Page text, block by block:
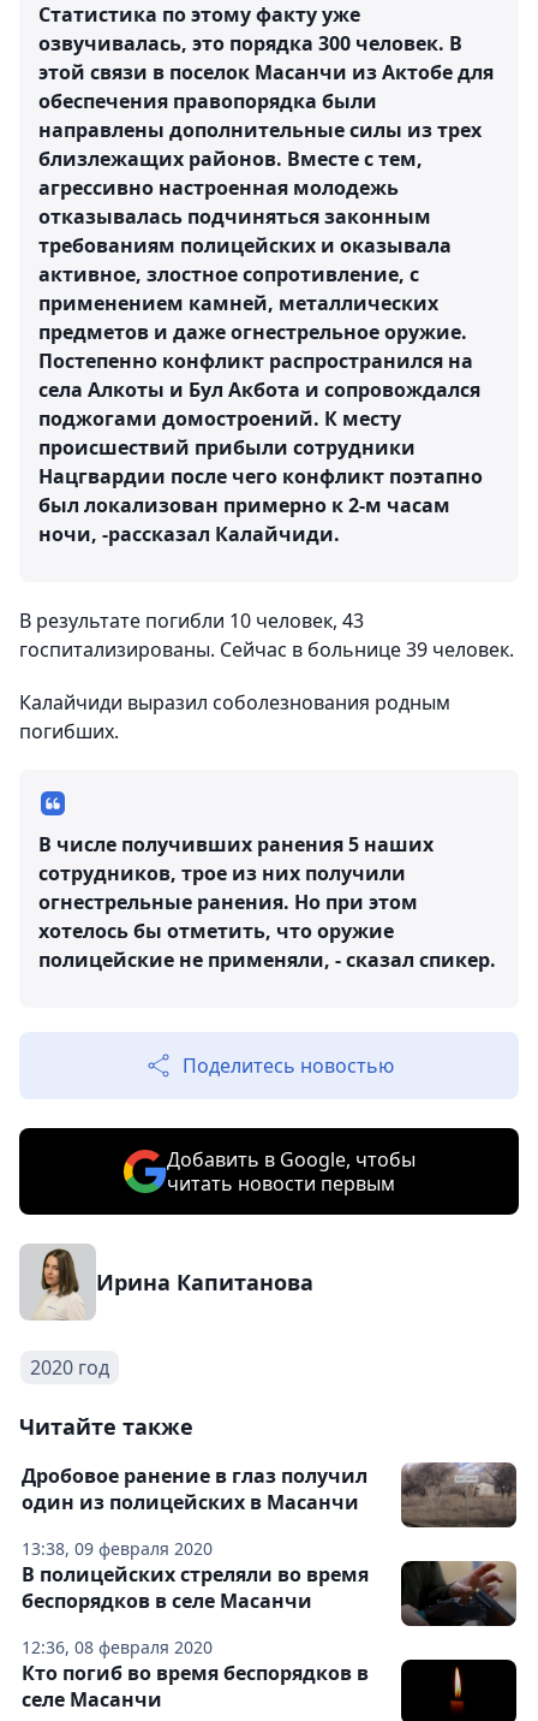
Статистика по этому факту уже
озвучивалась, это порядка 300 человек. В
этой связи в поселок Масанчи из Актобе для
обеспечения правопорядка были
направлены дополнительные силы из трех
близлежащих районов. Вместе с тем,
агрессивно настроенная молодежь
отказывалась подчиняться законным
требованиям полицейских и оказывала
активное, злостное сопротивление, с
применением камней, металлических
предметов и даже огнестрельное оружие.
Постепенно конфликт распространился на
села Алкоты и Бул Акбота и сопровождался
поджогами домостроений. К месту
происшествий прибыли сотрудники
Нацгвардии после чего конфликт поэтапно
был локализован примерно к 2-м часам
ночи, -рассказал Калайчиди.
В результате погибли 10 человек, 43
госпитализированы. Сейчас в больнице 39 человек.
Калайчиди выразил соболезнования родным
погибших.
В числе получивших ранения 5 наших
сотрудников, трое из них получили
огнестрельные ранения. Но при этом
хотелось бы отметить, что оружие
полицейские не применяли, - сказал спикер.
Поделитесь новостью
Добавить в Google, чтобы
читать новости первым
Ирина Капитанова
2020 год
Читайте также
13:38, 09 февраля 2020
Дробовое ранение в глаз получил
один из полицейских в Масанчи
12:36, 08 февраля 2020
В полицейских стреляли во время
беспорядков в селе Масанчи
Кто погиб во время беспорядков в
селе Масанчи